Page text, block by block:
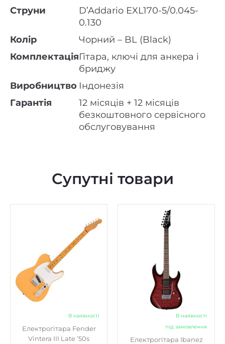
Струни
D’Addario EXL170-5/0.045-
0.130
Колір
Чорний – BL (Black)
КомплектаціяГітара, ключі для анкера і
бриджу
Виробництво Індонезія
Гарантія
12 місяців + 12 місяців
безкоштовного сервісного
обслуговування
Супутні товари
В наявності
Електрогітара Fender
Vintera III Late ’50s
В наявності
під замовлення
Електрогітара Ibanez